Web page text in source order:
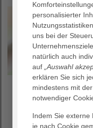
Hand in Hand für
Mitarbeiter:innen in
die sich tagtäglich für
einsetzen, setzen
personalisierter
uns bei der
natürlich auch
auf „Auswahl
erklären Sie sich
mindestens mit
notwendiger
Indem Sie externe
je nach Cookie